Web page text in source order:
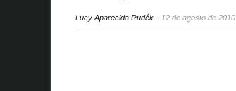
Lucy Aparecida Rudék 12 de agosto de 2010